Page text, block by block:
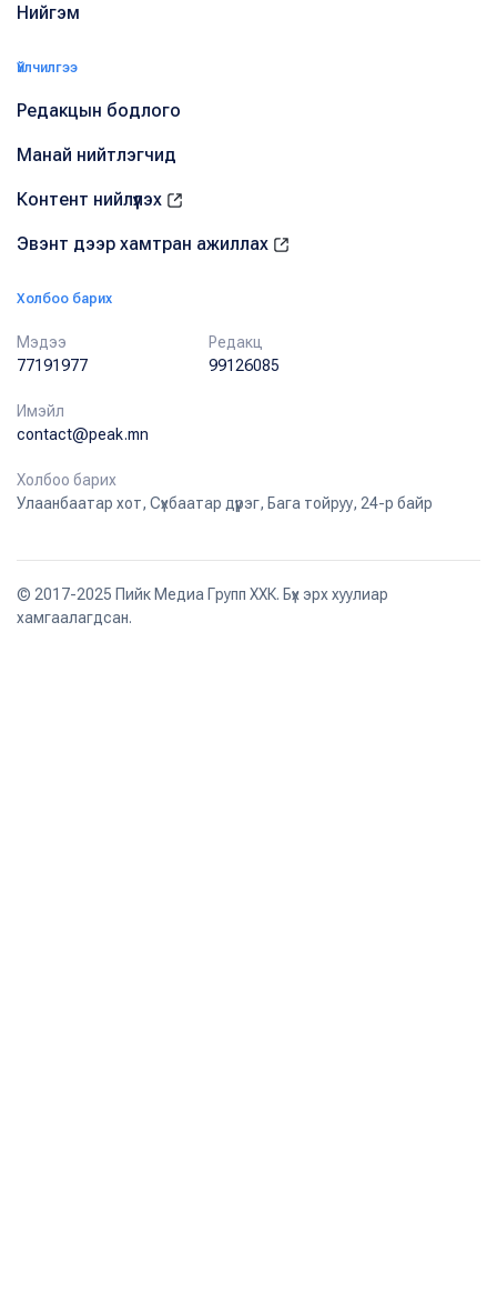
Нийгэм
Үйлчилгээ
Редакцын бодлого
Манай нийтлэгчид
Контент нийлүүлэх
Эвэнт дээр хамтран ажиллах
Холбоо барих
Мэдээ
77191977
Редакц
99126085
Имэйл
contact@peak.mn
Холбоо барих
Улаанбаатар хот, Сүхбаатар дүүрэг, Бага тойруу, 24-р байр
© 2017-2025 Пийк Медиа Групп ХХК. Бүх эрх хуулиар
хамгаалагдсан.